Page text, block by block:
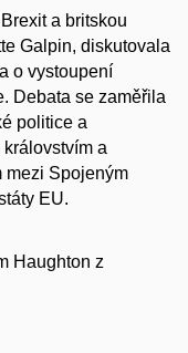
a britskou
Galpin, diskutovala
o vystoupení
Debata se zaměřila
politice a
a
mezi Spojeným
EU.
Haughton z